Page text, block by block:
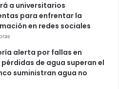
a universitarios
para enfrentar la
en redes sociales
alerta por fallas en
pérdidas de agua superan el
suministran agua no